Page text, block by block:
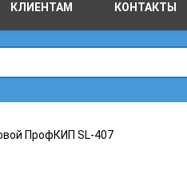
КЛИЕНТАМ КОНТАКТЫ
ПрофКИП SL-407